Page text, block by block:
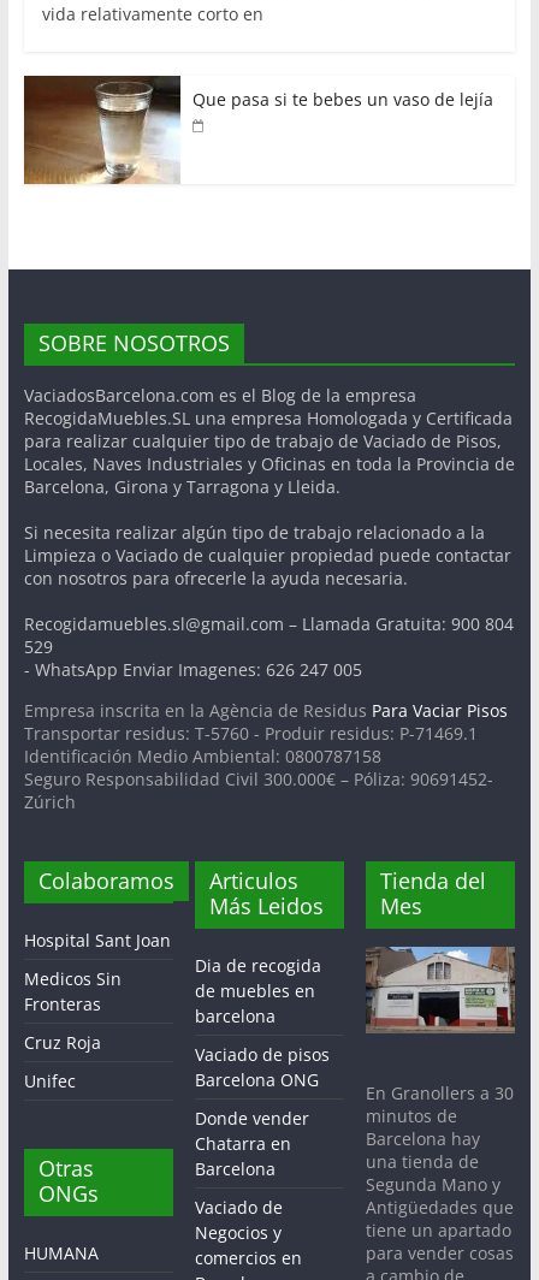
vida relativamente corto en
Que pasa si te bebes un vaso de lejía
SOBRE NOSOTROS
VaciadosBarcelona.com es el Blog de la empresa
RecogidaMuebles.SL una empresa Homologada y Certificada
para realizar cualquier tipo de trabajo de Vaciado de Pisos,
Locales, Naves Industriales y Oficinas en toda la Provincia de
Barcelona, Girona y Tarragona y Lleida.
Si necesita realizar algún tipo de trabajo relacionado a la
Limpieza o Vaciado de cualquier propiedad puede contactar
con nosotros para ofrecerle la ayuda necesaria.
Recogidamuebles.sl@gmail.com – Llamada Gratuita: 900 804
529
- WhatsApp Enviar Imagenes: 626 247 005
Empresa inscrita en la Agència de Residus Para Vaciar Pisos
Transportar residus: T-5760 - Produir residus: P-71469.1
Identificación Medio Ambiental: 0800787158
Seguro Responsabilidad Civil 300.000€ – Póliza: 90691452-
Zúrich
Colaboramos
Hospital Sant Joan
Medicos Sin
Fronteras
Cruz Roja
Unifec
Otras
ONGs
HUMANA
Articulos
Más Leidos
Dia de recogida
de muebles en
barcelona
Vaciado de pisos
Barcelona ONG
Donde vender
Chatarra en
Barcelona
Vaciado de
Negocios y
comercios en
Tienda del
Mes
En Granollers a 30
minutos de
Barcelona hay
una tienda de
Segunda Mano y
Antigüedades que
tiene un apartado
para vender cosas